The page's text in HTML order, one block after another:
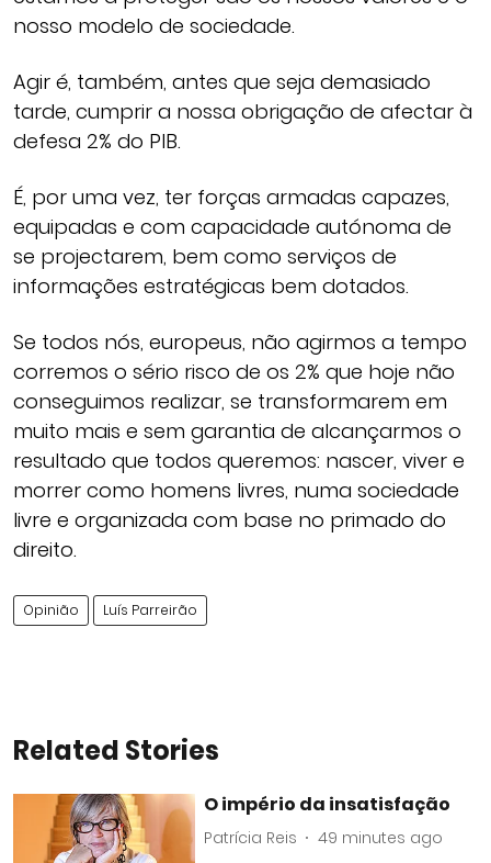
nosso modelo de sociedade.
Agir é, também, antes que seja demasiado
tarde, cumprir a nossa obrigação de afectar à
defesa 2% do PIB.
É, por uma vez, ter forças armadas capazes,
equipadas e com capacidade autónoma de
se projectarem, bem como serviços de
informações estratégicas bem dotados.
Se todos nós, europeus, não agirmos a tempo
corremos o sério risco de os 2% que hoje não
conseguimos realizar, se transformarem em
muito mais e sem garantia de alcançarmos o
resultado que todos queremos: nascer, viver e
morrer como homens livres, numa sociedade
livre e organizada com base no primado do
direito.
Opinião Luís Parreirão
Related Stories
O império da insatisfação
Patrícia Reis 49 minutes ago